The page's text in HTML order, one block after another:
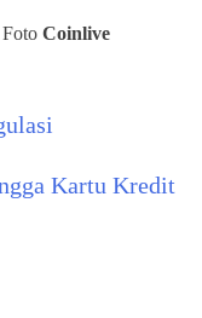
Foto Coinlive
Kartu Kredit